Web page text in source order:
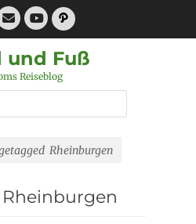
E-
MailYouTube
Pfad
und Fuß
Reiseblog
Rheinburgen
Rheinburgen